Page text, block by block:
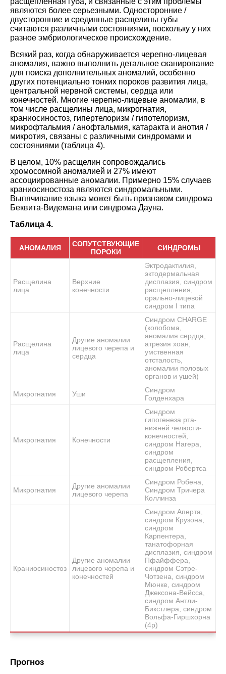
являются более серьезными. Односторонние /
двусторонние и срединные расщелины губы
считаются различными состояниями, поскольку у них
разное эмбриологическое происхождение.
Всякий раз, когда обнаруживается черепно-лицевая
аномалия, важно выполнить детальное сканирование
для поиска дополнительных аномалий, особенно
других потенциально тонких пороков развития лица,
центральной нервной системы, сердца или
конечностей. Многие черепно-лицевые аномалии, в
том числе расщелины лица, микрогнатия,
краниосиностоз, гипертелоризм / гипотелоризм,
микрофтальмия / анофтальмия, катаракта и анотия /
микротия, связаны с различными синдромами и
состояниями (таблица 4).
В целом, 10% расщелин сопровождались
хромосомной аномалией и 27% имеют
ассоциированные аномалии. Примерно 15% случаев
краниосиностоза являются синдромальными.
Выпячивание языка может быть признаком синдрома
Беквита-Видемана или синдрома Дауна.
Таблица 4.
АНОМАЛИЯ
СОПУТСТВУЮЩИЕ
ПОРОКИ
СИНДРОМЫ
Расщелина
лица
Верхние
конечности
Эктродактилия,
эктодермальная
дисплазия, синдром
расщепления,
орально-лицевой
синдром I типа
Расщелина
лица
Другие аномалии
лицевого черепа и
сердца
Синдром CHARGE
(колобома,
аномалия сердца,
атрезия хоан,
умственная
отсталость,
аномалии половых
органов и ушей)
Микрогнатия Уши
Синдром
Голденхара
Микрогнатия Конечности
Синдром
гипогенеза рта-
нижней челюсти-
конечностей,
синдром Нагера,
синдром
расщепления,
синдром Робертса
Микрогнатия
Другие аномалии
лицевого черепа
Синдром Робена,
Синдром Тричера
Коллинза
Краниосиностоз
Другие аномалии
лицевого черепа и
конечностей
Синдром Аперта,
синдром Крузона,
синдром
Карпентера,
танатофорная
дисплазия, синдром
Пфайффера,
синдром Сэтре-
Чотзена, синдром
Мюнке, синдром
Джексона-Вейсса,
синдром Антли-
Бикстлера, синдром
Вольфа-Гиршхорна
(4р)
Прогноз